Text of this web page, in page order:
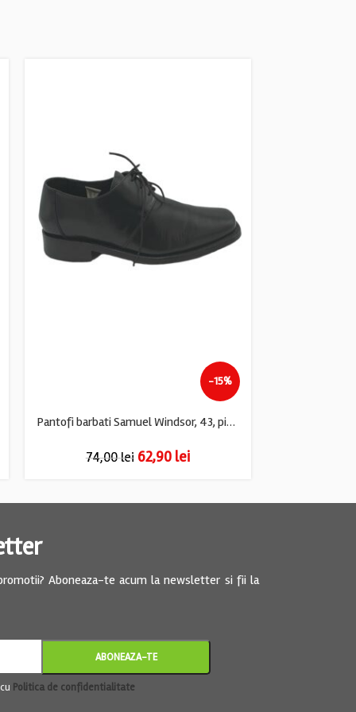
-15%
Pantofi barbati Samuel Windsor, 43, piele, negru
74,00lei 62,90 lei
Aboneaza-te acum la newsletter si fii la
Politica de confidentialitate